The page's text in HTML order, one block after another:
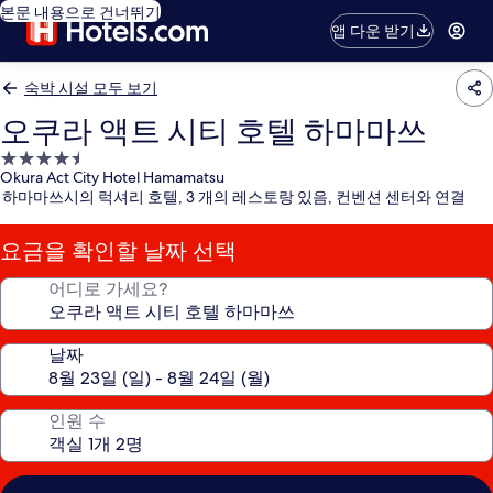
본문 내용으로 건너뛰기
앱 다운 받기
숙박 시설 모두 보기
오쿠라 액트 시티 호텔 하마마쓰
4.5
성
급
숙
박
시
Okura Act City Hotel Hamamatsu
하마마쓰시의 럭셔리 호텔, 3 개의 레스토랑 있음, 컨벤션 센터와 연결
요금을 확인할 날짜 선택
어디로 가세요?
날짜
인원 수